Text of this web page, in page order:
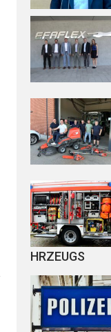
HRZEUGS